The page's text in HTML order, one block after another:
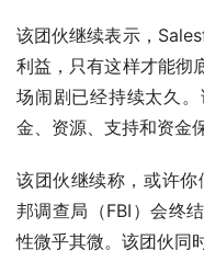
该团伙继续表示，
利益，只有这样才能
场闹剧已经持续太久
金、资源、支持和资金
该团伙继续称，或许
邦调查局（FBI）会终
性微乎其微。该团伙同